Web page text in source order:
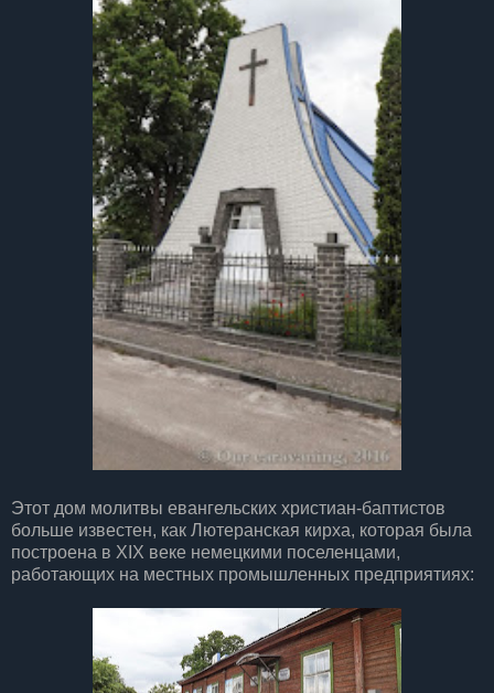
Этот дом молитвы евангельских христиан-баптистов
больше известен, как Лютеранская кирха, которая была
построена в XIX веке немецкими поселенцами,
работающих на местных промышленных предприятиях: